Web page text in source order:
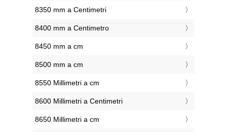
8350 mm a Centimetri
8400 mm a Centimetro
8450 mm a cm
8500 mm a cm
8550 Millimetri a cm
8600 Millimetri a Centimetri
8650 Millimetri a cm